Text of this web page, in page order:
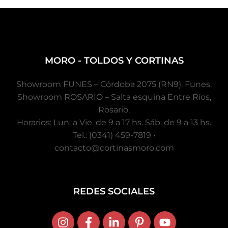
MORO - TOLDOS Y CORTINAS
Showroom FUNES – Córdoba 2075 (RN9), Funes.
Showroom ROSARIO – Salta esquina Entre Ríos,
Rosario.
Horarios: Lun. a Vie. de 9 a 17 hs. Sáb. de 9 a 13 hs.
Tel.: (0341) 459-7819 •
contacto@cortinasmoro.com
REDES SOCIALES